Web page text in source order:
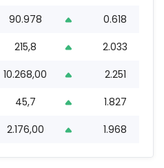
90.978 0.618
215,8 2.033
10.268,00 2.251
45,7 1.827
2.176,00 1.968